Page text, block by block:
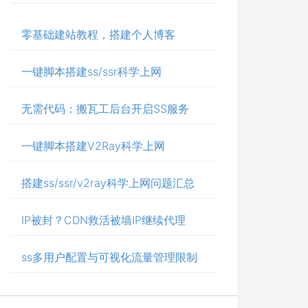
零基础建站教程，搭建个人博客
一键脚本搭建ss/ssr科学上网
无需代码：搬瓦工后台开启SS服务
一键脚本搭建V2Ray科学上网
搭建ss/ssr/v2ray科学上网问题汇总
IP被封？CDN救活被墙IP继续代理
ss多用户配置与可视化流量管理限制